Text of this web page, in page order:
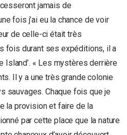
cesseront jamais de
fois j’ai eu la chance de voir
de celle-ci était très
fois durant ses expéditions, il a
Island’. « Les mystères derrière
Il y a une très grande colonie
sauvages. Chaque fois que je
la provision et faire de la
par cette place que la nature